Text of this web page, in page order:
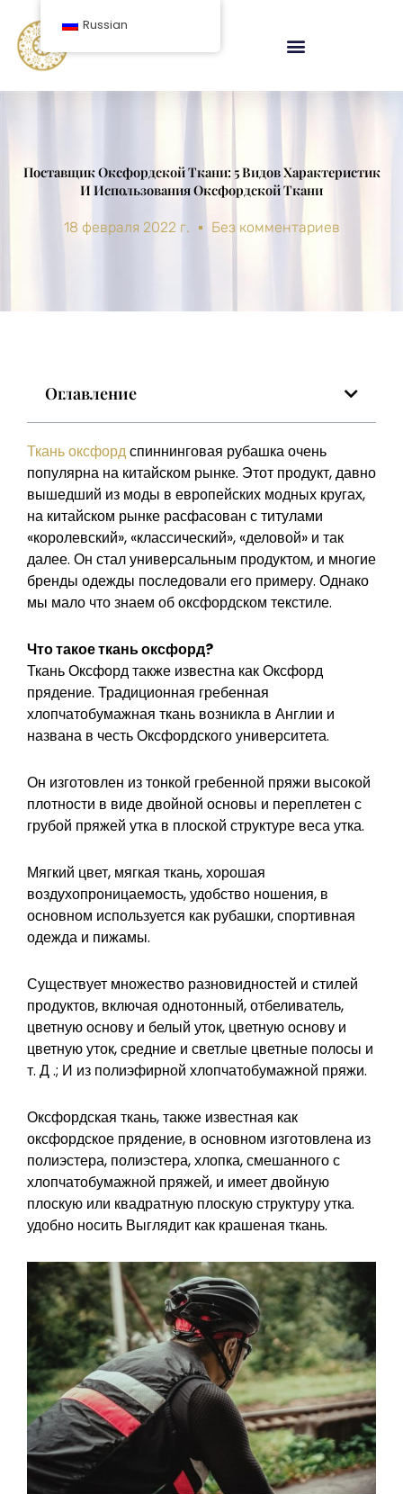
содержанию
Поставщик Оксфордской Ткани: 5 Видов Характеристик
И Использования Оксфордской Ткани
18 февраля 2022 г. Без комментариев
Оглавление
Ткань оксфордспиннинговая рубашка очень
популярна на китайском рынке. Этот продукт, давно
вышедший из моды в европейских модных кругах,
на китайском рынке расфасован с титулами
«королевский», «классический», «деловой» и так
далее. Он стал универсальным продуктом, и многие
бренды одежды последовали его примеру. Однако
мы мало что знаем об оксфордском текстиле.
Что такое ткань оксфорд?
Ткань Оксфорд также известна как Оксфорд
прядение. Традиционная гребенная
хлопчатобумажная ткань возникла в Англии и
названа в честь Оксфордского университета.
Он изготовлен из тонкой гребенной пряжи высокой
плотности в виде двойной основы и переплетен с
грубой пряжей утка в плоской структуре веса утка.
Мягкий цвет, мягкая ткань, хорошая
воздухопроницаемость, удобство ношения, в
основном используется как рубашки, спортивная
одежда и пижамы.
Существует множество разновидностей и стилей
продуктов, включая однотонный, отбеливатель,
цветную основу и белый уток, цветную основу и
цветную уток, средние и светлые цветные полосы и
т. Д .; И из полиэфирной хлопчатобумажной пряжи.
Оксфордская ткань, также известная как
оксфордское прядение, в основном изготовлена из
полиэстера, полиэстера, хлопка, смешанного с
хлопчатобумажной пряжей, и имеет двойную
плоскую или квадратную плоскую структуру утка.
удобно носить Выглядит как крашеная ткань.
Russian